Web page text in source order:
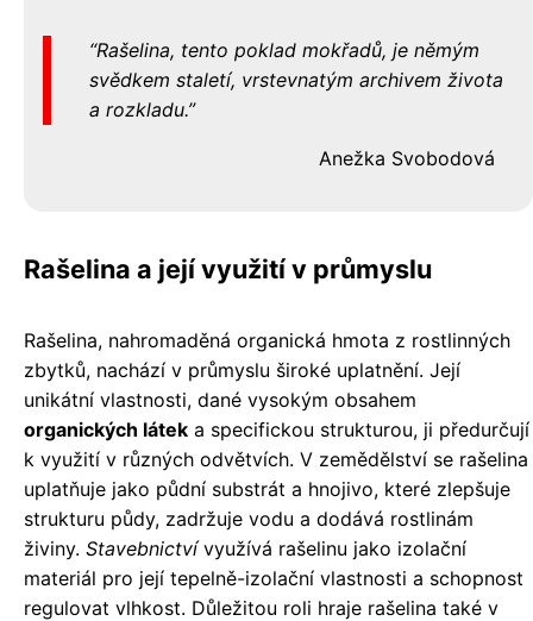
Rašelina, tento poklad mokřadů, je němým
svědkem staletí, vrstevnatým archivem života
a rozkladu.
Anežka Svobodová
Rašelina a její využití v průmyslu
Rašelina, nahromaděná organická hmota z rostlinných
zbytků, nachází v průmyslu široké uplatnění. Její
unikátní vlastnosti, dané vysokým obsahem
organických látek a specifickou strukturou, ji předurčují
k využití v různých odvětvích. V zemědělství se rašelina
uplatňuje jako půdní substrát a hnojivo, které zlepšuje
strukturu půdy, zadržuje vodu a dodává rostlinám
živiny. Stavebnictvívyužívá rašelinu jako izolační
materiál pro její tepelně-izolační vlastnosti a schopnost
regulovat vlhkost. Důležitou roli hraje rašelina také v